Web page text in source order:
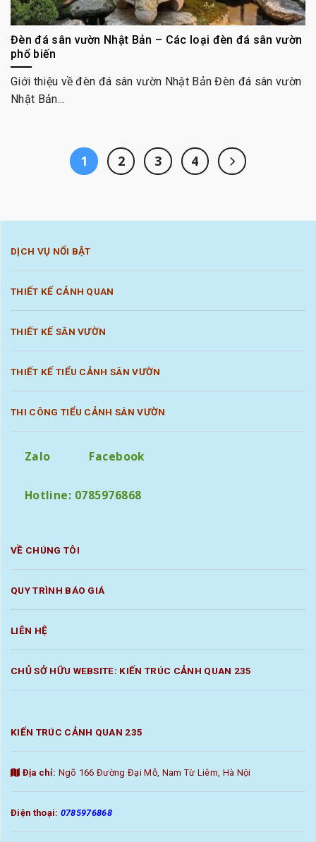
Đèn đá sân vườn Nhật Bản – Các loại đèn đá sân vườn
phổ biến
Giới thiệu về đèn đá sân vườn Nhật Bản Đèn đá sân vườn
Nhật Bản...
1 2 3 4
DỊCH VỤ NỔI BẬT
THIẾT KẾ CẢNH QUAN
THIẾT KẾ SÂN VƯỜN
THIẾT KẾ TIỂU CẢNH SÂN VƯỜN
THI CÔNG TIỂU CẢNH SÂN VƯỜN
Zalo Facebook
Hotline: 0785976868
VỀ CHÚNG TÔI
QUY TRÌNH BÁO GIÁ
LIÊN HỆ
CHỦ SỞ HỮU WEBSITE: KIẾN TRÚC CẢNH QUAN 235
KIẾN TRÚC CẢNH QUAN 235
Địa chỉ: Ngõ 166 Đường Đại Mỗ, Nam Từ Liêm, Hà Nội
Điện thoại: 0785976868